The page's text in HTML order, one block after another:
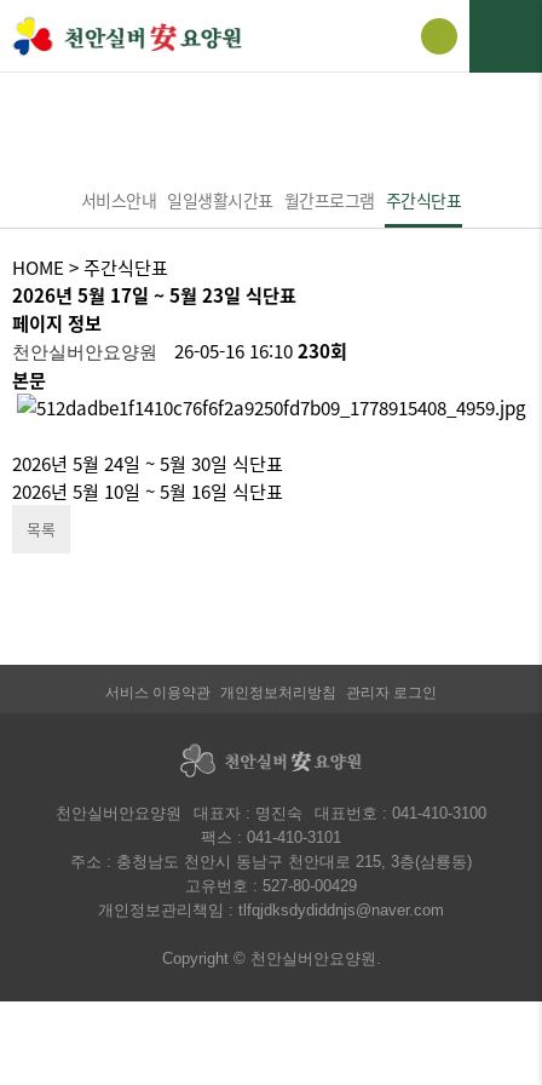
서비스안내 일일생활시간표 월간프로그램 주간식단표
HOME > 주간식단표
2026년 5월 17일 ~ 5월 23일 식단표
페이지 정보
천안실버안요양원 26-05-16 16:10230회
본문
2026년 5월 24일 ~ 5월 30일 식단표
2026년 5월 10일 ~ 5월 16일 식단표
목록
서비스 이용약관 개인정보처리방침 관리자 로그인
천안실버안요양원 대표자 : 명진숙 대표번호 : 041-410-3100
팩스 : 041-410-3101
주소 : 충청남도 천안시 동남구 천안대로 215, 3층(삼룡동)
고유번호 : 527-80-00429
개인정보관리책임 : tlfqjdksdydiddnjs@naver.com
Copyright © 천안실버안요양원.